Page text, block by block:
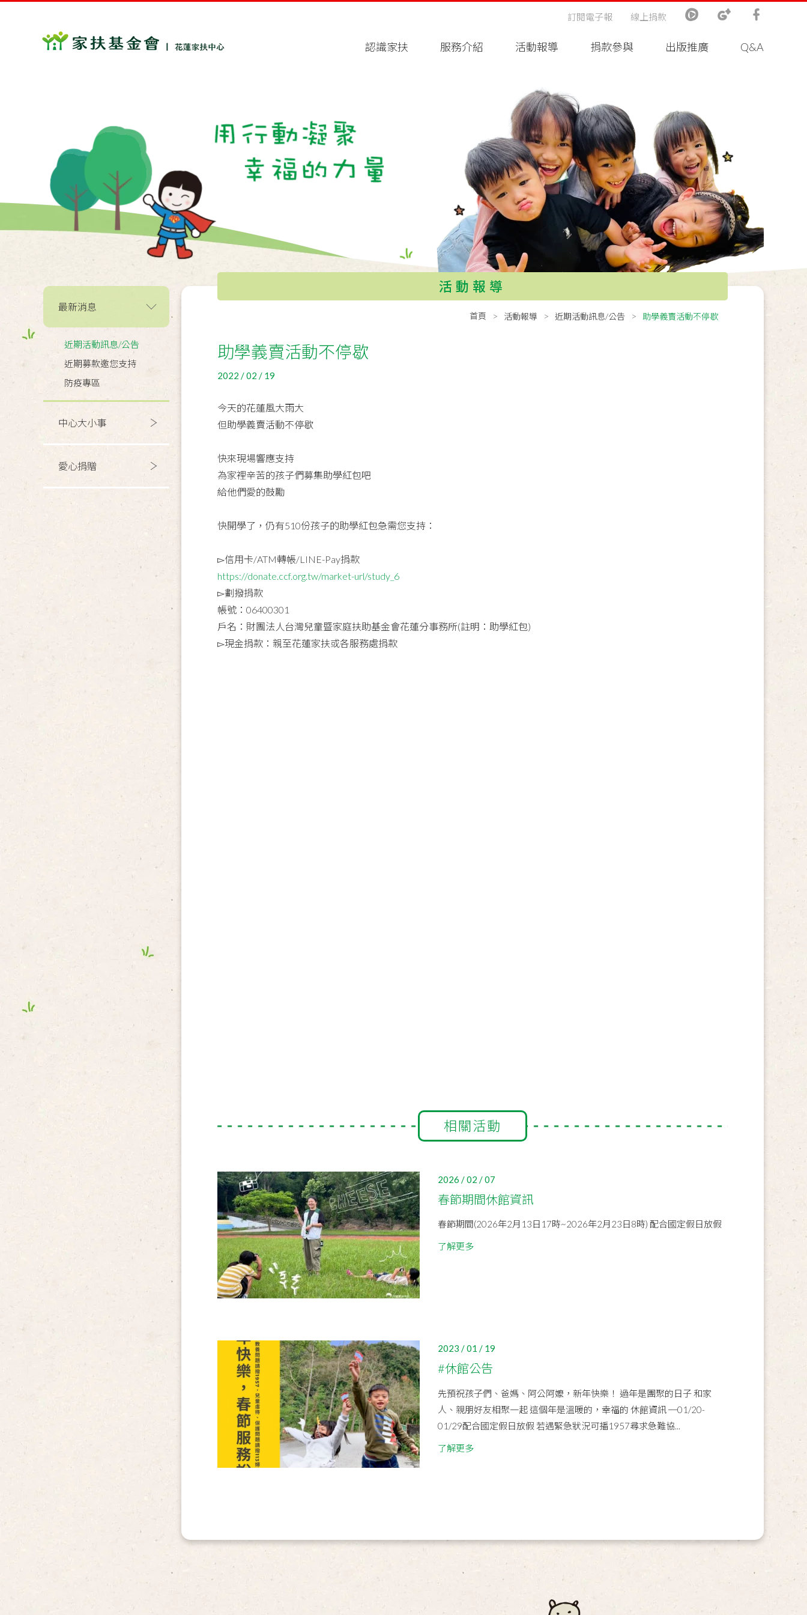
認識家扶 服務介紹 活動報導 捐款參與 出版推廣 Q&A
訂閱電子報 線上捐款
最新消息
近期活動訊息/公告
近期募款邀您支持
防疫專區
中心大小事
愛心捐贈
活動報導
首頁 活動報導 近期活動訊息/公告 助學義賣活動不停歇
助學義賣活動不停歇
2022 / 02 / 19
今天的花蓮風大雨大
但助學義賣活動不停歇
快來現場響應支持
為家裡辛苦的孩子們募集助學紅包吧
給他們愛的鼓勵
快開學了，仍有510份孩子的助學紅包急需您支持：
▻信用卡/ATM轉帳/LINE-Pay捐款
https://donate.ccf.org.tw/market-url/study_6
▻劃撥捐款
帳號：06400301
戶名：財團法人台灣兒童暨家庭扶助基金會花蓮分事務所(註明：助學紅包)
▻現金捐款：親至花蓮家扶或各服務處捐款
相關活動
2026 / 02 / 07
春節期間休館資訊
春節期間(2026年2月13日17時~2026年2月23日8時) 配合國定假日放假
了解更多
2023 / 01 / 19
#休館公告
先預祝孩子們、爸媽、阿公阿嬤，新年快樂！ 過年是團聚的日子 和家
人、親朋好友相聚一起 這個年是溫暖的，幸福的 休館資訊 ─01/20-
01/29配合國定假日放假 若遇緊急狀況可播1957尋求急難協...
了解更多